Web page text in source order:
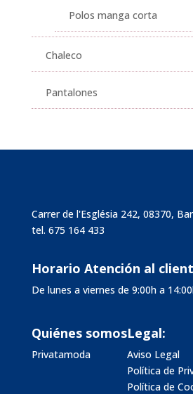
Polos manga corta
Chaleco
Pantalones
Carrer de l'Església 242, 08370,
tel. 675 164 433
Horario Atención al
De lunes a viernes de 9:00h a
Quiénes somos
Privatamoda
Legal:
Aviso Legal
Política de
Política de